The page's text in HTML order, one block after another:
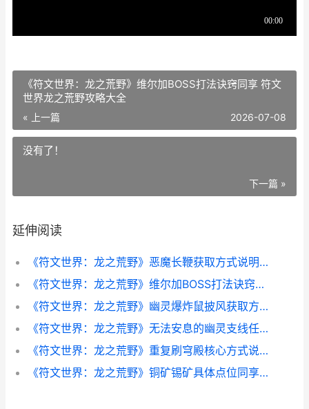
《符文世界：龙之荒野》维尔加BOSS打法诀窍同享 符文
世界龙之荒野攻略大全
« 上一篇 2026-07-08
没有了！
下一篇 »
延伸阅读
《符文世界：龙之荒野》恶魔长鞭获取方式说明 符文世界龙之荒野高炉燃料
《符文世界：龙之荒野》维尔加BOSS打法诀窍同享 符文世界龙之荒野攻略大全
《符文世界：龙之荒野》幽灵爆炸鼠披风获取方式说明 符文世界龙之荒野法则符文
《符文世界：龙之荒野》无法安息的幽灵支线任务做法说明 符文世界龙之荒野修改器
《符文世界：龙之荒野》重复刷穹殿核心方式说明 符文世界龙之荒野钢锭
《符文世界：龙之荒野》铜矿锡矿具体点位同享 符文世界龙之荒野硬皮